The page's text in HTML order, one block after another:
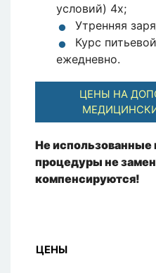
условий) 4x;
Утренняя
Курс
ежедневно.
ЦЕНЫ НА
Не
процедуры не
компенсируются!
ЦЕНЫ